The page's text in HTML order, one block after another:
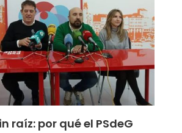
raíz: por qué el PSdeG